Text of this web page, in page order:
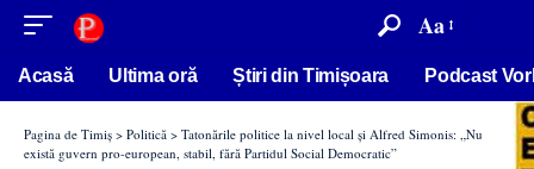
conținut Aa
Acasă Ultima oră Știri din Timișoara Podcast
Pagina de Timiș > Politică > Tatonările politice la nivel local și Alfred Simonis: „Nu
există guvern pro-european, stabil, fără Partidul Social Democratic”